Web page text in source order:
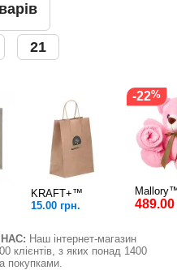
21
KRAFT+™
15.00 грн.
-22
489.00
Наш інтернет-магазин
клієнтів, з яких понад 1400
покупками.